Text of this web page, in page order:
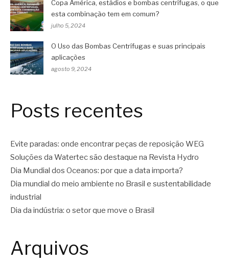
Copa América, estádios e bombas centrífugas, o que
esta combinação tem em comum?
julho 5, 2024
O Uso das Bombas Centrífugas e suas principais
aplicações
agosto 9, 2024
Posts recentes
Evite paradas: onde encontrar peças de reposição WEG
Soluções da Watertec são destaque na Revista Hydro
Dia Mundial dos Oceanos: por que a data importa?
Dia mundial do meio ambiente no Brasil e sustentabilidade
industrial
Dia da indústria: o setor que move o Brasil
Arquivos